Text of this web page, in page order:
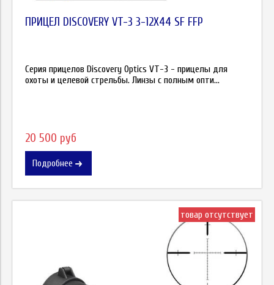
ПРИЦЕЛ DISCOVERY VT-3 3-12X44 SF FFP
Серия прицелов Discovery Optics VT-3 - прицелы для
охоты и целевой стрельбы. Линзы с полным опти...
20 500 руб
Подробнее
товар отсутствует